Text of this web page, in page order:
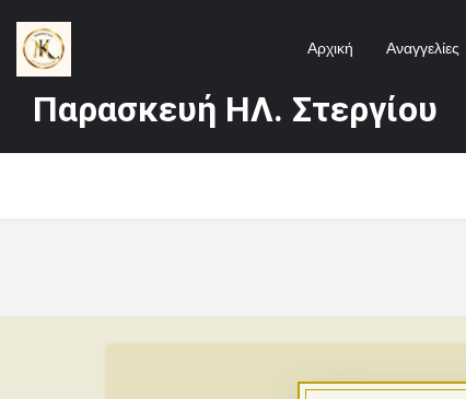
Αρχική Αναγγελίες
Παρασκευή ΗΛ. Στεργίου